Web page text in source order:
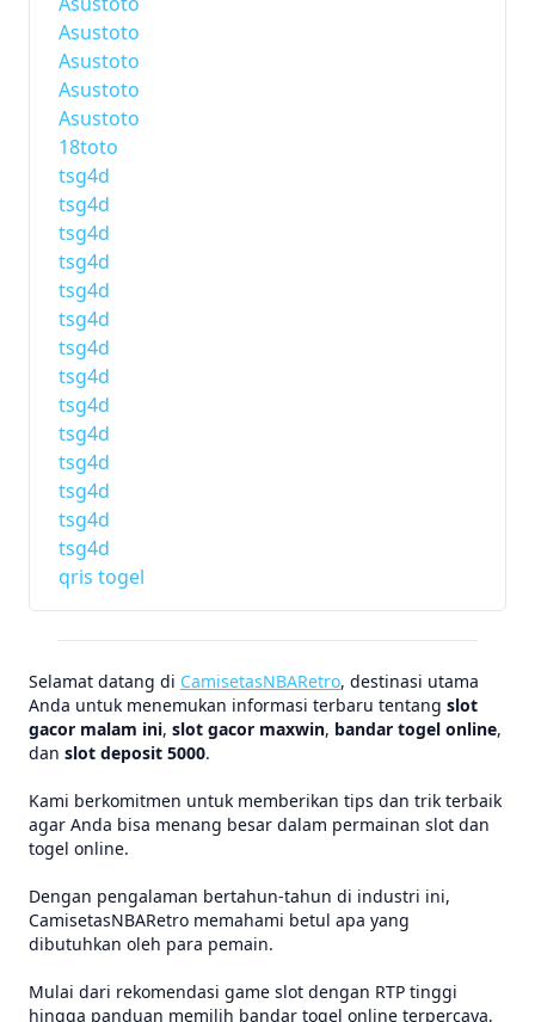
Asustoto
Asustoto
Asustoto
Asustoto
18toto
tsg4d
tsg4d
tsg4d
tsg4d
tsg4d
tsg4d
tsg4d
tsg4d
tsg4d
tsg4d
tsg4d
tsg4d
tsg4d
tsg4d
qris togel
Selamat datang di CamisetasNBARetro, destinasi utama
Anda untuk menemukan informasi terbaru tentang slot
gacor malam ini, slot gacor maxwin, bandar togel online,
dan slot deposit 5000.
Kami berkomitmen untuk memberikan tips dan trik terbaik
agar Anda bisa menang besar dalam permainan slot dan
togel online.
Dengan pengalaman bertahun-tahun di industri ini,
CamisetasNBARetro memahami betul apa yang
dibutuhkan oleh para pemain.
Mulai dari rekomendasi game slot dengan RTP tinggi
hingga panduan memilih bandar togel online terpercaya,